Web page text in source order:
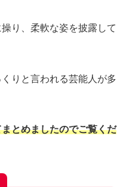
り、柔軟な姿を披露して
りと言われる芸能人が多
とめましたのでご覧くだ